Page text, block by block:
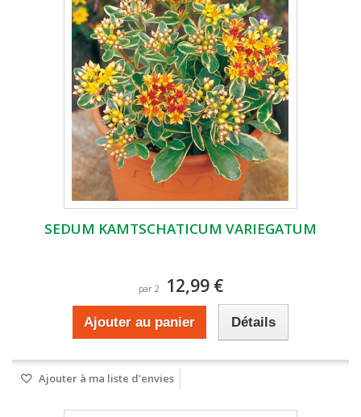
SEDUM KAMTSCHATICUM VARIEGATUM
par 2 12,99 €
Ajouter au panier Détails
Ajouter à ma liste d'envies